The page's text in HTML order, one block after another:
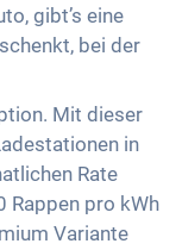
gibt’s eine
bei der
Mit dieser
in
Rate
Rappen pro kWh
Variante